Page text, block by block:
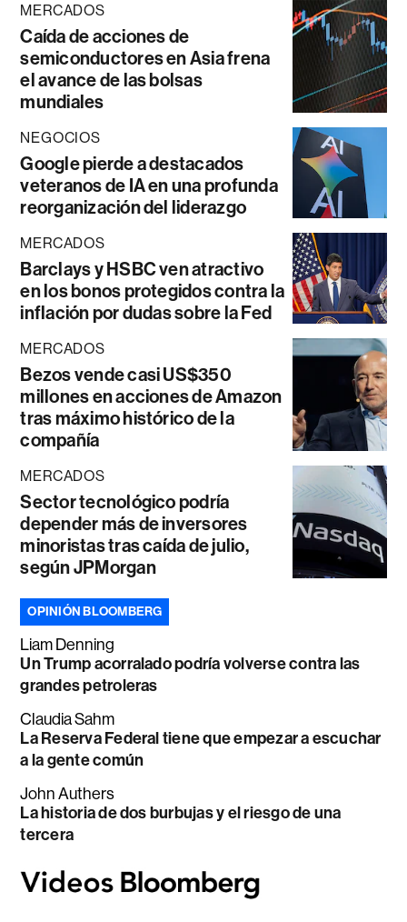
MERCADOS
Caída de acciones de
semiconductores en Asia frena
el avance de las bolsas
mundiales
NEGOCIOS
Google pierde a destacados
veteranos de IA en una profunda
reorganización del liderazgo
MERCADOS
Barclays y HSBC ven atractivo
en los bonos protegidos contra la
inflación por dudas sobre la Fed
MERCADOS
Bezos vende casi US$350
millones en acciones de Amazon
tras máximo histórico de la
compañía
MERCADOS
Sector tecnológico podría
depender más de inversores
minoristas tras caída de julio,
según JPMorgan
OPINIÓN BLOOMBERG
Liam Denning
Un Trump acorralado podría volverse contra las
grandes petroleras
Claudia Sahm
La Reserva Federal tiene que empezar a escuchar
a la gente común
John Authers
La historia de dos burbujas y el riesgo de una
tercera